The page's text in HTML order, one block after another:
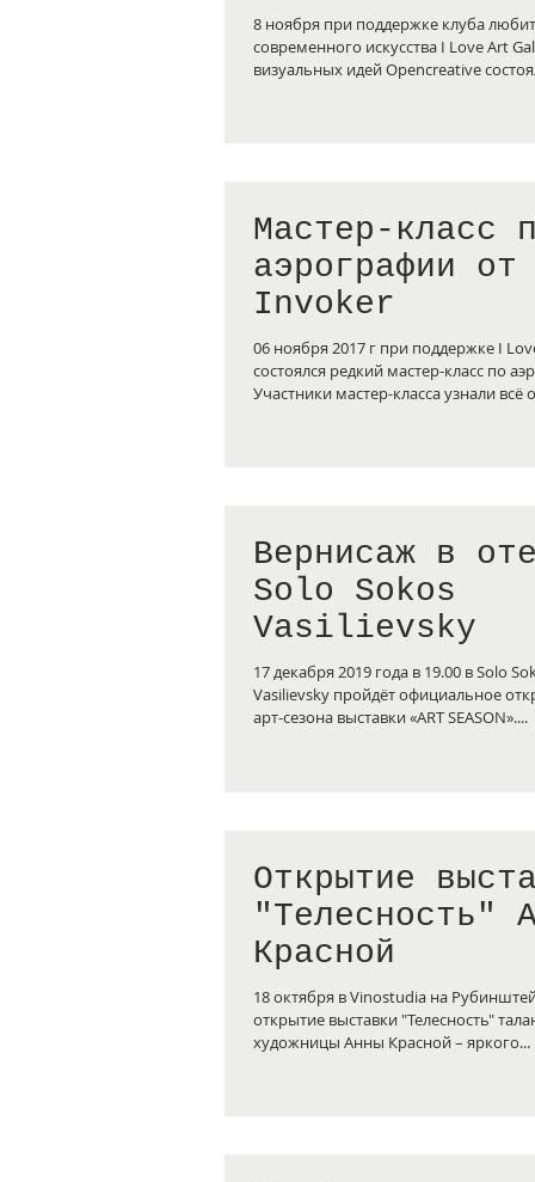
8 ноября при поддержке клуба
современного искусства I Love Art
визуальных идей Openсreative
Мастер-класс
аэрографии от
Invoker
06 ноября 2017 г при поддержке I
состоялся редкий мастер-класс по
Участники мастер-класса
Вернисаж в
Solo Sokos
Vasilievsky
17 декабря 2019 года в 19.00 в Solo
Vasilievsky пройдёт официальное
арт-сезона выставки «ART SEASON»....
Открытие
"Телесность"
Красной
18 октября в Vinostudia на Рубинштейна состоялось
открытие выставки "Телесность"
художницы Анны Красной – яркого...